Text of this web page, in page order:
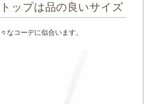
ップは品の良いサイズ
なコーデに似合います。